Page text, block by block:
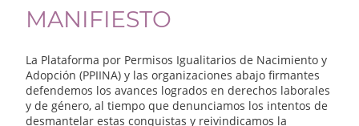
MANIFIESTO
La Plataforma por Permisos Igualitarios de Nacimiento y
Adopción (PPIINA) y las organizaciones abajo firmantes
defendemos los avances logrados en derechos laborales
y de género, al tiempo que denunciamos los intentos de
desmantelar estas conquistas y reivindicamos la